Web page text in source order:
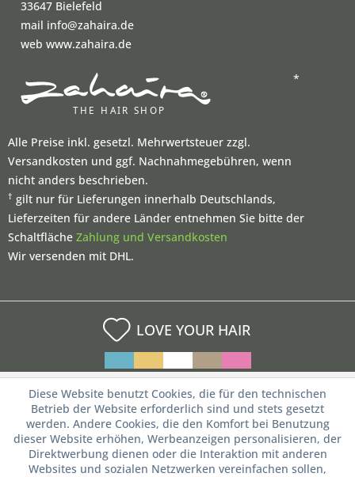
33647 Bielefeld
mail info@zahaira.de
web www.zahaira.de
*
Alle Preise inkl. gesetzl. Mehrwertsteuer zzgl.
Versandkosten und ggf. Nachnahmegebühren, wenn
nicht anders beschrieben.
† gilt nur für Lieferungen innerhalb Deutschlands,
Lieferzeiten für andere Länder entnehmen Sie bitte der
Schaltfläche Zahlung und Versandkosten
Wir versenden mit DHL.
LOVE YOUR HAIR
Diese Website benutzt Cookies, die für den technischen
Betrieb der Website erforderlich sind und stets gesetzt
werden. Andere Cookies, die den Komfort bei Benutzung
dieser Website erhöhen, Werbeanzeigen personalisieren, der
Direktwerbung dienen oder die Interaktion mit anderen
Websites und sozialen Netzwerken vereinfachen sollen,